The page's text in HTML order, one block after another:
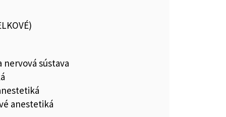
nervová sústava
anestetiká